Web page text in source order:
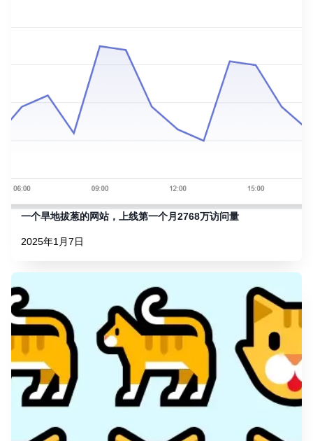
一个旱地拔葱的网站，上线第一个月2768万访问量
2025年1月7日